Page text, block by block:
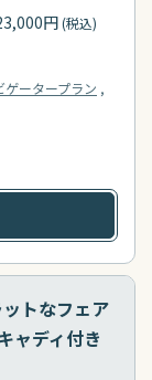
円(税込)
ゲータープラン
トなフェア
ャディ付き